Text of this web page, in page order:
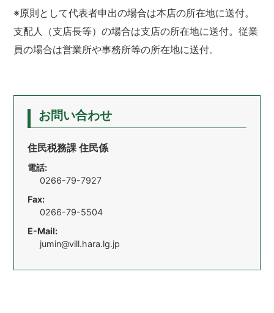
※原則として代表者申出の場合は本店の所在地に送付。
支配人（支店長等）の場合は支店の所在地に送付。従業
員の場合は営業所や事務所等の所在地に送付。
お問い合わせ
住民税務課 住民係
電話:
0266-79-7927
Fax:
0266-79-5504
E-Mail:
jumin@vill.hara.lg.jp